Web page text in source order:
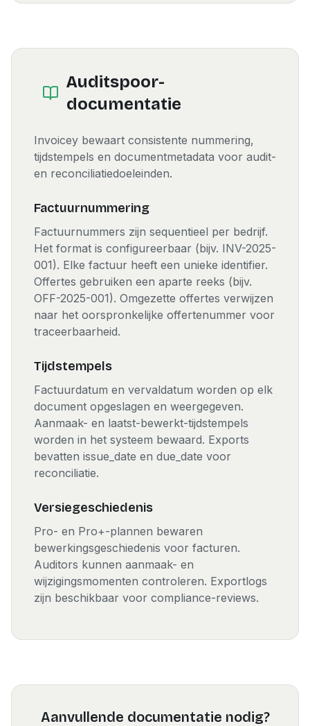
Auditspoor-
documentatie
Invoicey bewaart consistente nummering,
tijdstempels en documentmetadata voor audit-
en reconciliatiedoeleinden.
Factuurnummering
Factuurnummers zijn sequentieel per bedrijf.
Het format is configureerbaar (bijv. INV-2025-
001). Elke factuur heeft een unieke identifier.
Offertes gebruiken een aparte reeks (bijv.
OFF-2025-001). Omgezette offertes verwijzen
naar het oorspronkelijke offertenummer voor
traceerbaarheid.
Tijdstempels
Factuurdatum en vervaldatum worden op elk
document opgeslagen en weergegeven.
Aanmaak- en laatst-bewerkt-tijdstempels
worden in het systeem bewaard. Exports
bevatten issue_date en due_date voor
reconciliatie.
Versiegeschiedenis
Pro- en Pro+-plannen bewaren
bewerkingsgeschiedenis voor facturen.
Auditors kunnen aanmaak- en
wijzigingsmomenten controleren. Exportlogs
zijn beschikbaar voor compliance-reviews.
Aanvullende documentatie nodig?